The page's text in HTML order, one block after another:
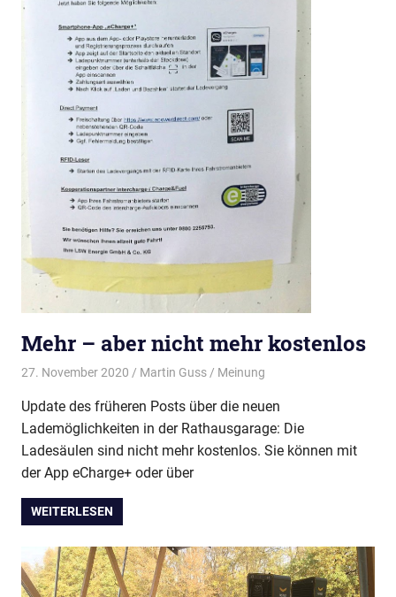
Mehr – aber nicht mehr kostenlos
27. November 2020 Martin Guss Meinung
Update des früheren Posts über die neuen
Lademöglichkeiten in der Rathausgarage: Die
Ladesäulen sind nicht mehr kostenlos. Sie können mit
der App eCharge+ oder über
WEITERLESEN